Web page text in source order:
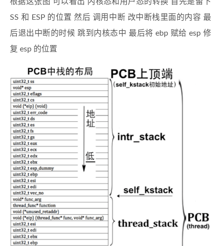
SS 和 ESP 的位置 然后 调用中断 改中断栈里面的内容 最
后退出中断的时候 跳到内核态中 最后将 ebp 赋给 esp 修
复 esp 的位置